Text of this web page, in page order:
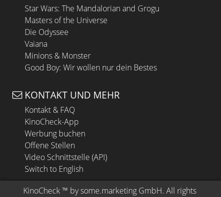
Star Wars: The Mandalorian and Grogu
Masters of the Universe
Die Odyssee
Vaiana
Minions & Monster
Good Boy: Wir wollen nur dein Bestes
KONTAKT UND MEHR
Kontakt & FAQ
KinoCheck-App
Werbung buchen
Offene Stellen
Video Schnittstelle (API)
Switch to English
KinoCheck ™ by some.marketing GmbH. All rights